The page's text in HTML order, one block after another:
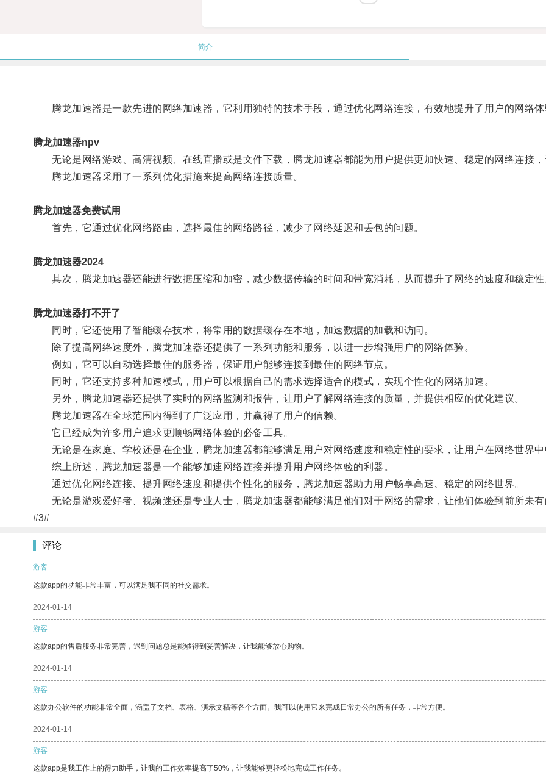
简介
腾龙加速器是一款先进的网络加速器，它利用独特的技术手段，通过优化网络连接，有效地提升了用户的网络
腾龙加速器npv
无论是网络游戏、高清视频、在线直播或是文件下载，腾龙加速器都能为用户提供更加快速、稳定的网络连接
腾龙加速器采用了一系列优化措施来提高网络连接质量。
腾龙加速器免费试用
首先，它通过优化网络路由，选择最佳的网络路径，减少了网络延迟和丢包的问题。
腾龙加速器2024
其次，腾龙加速器还能进行数据压缩和加密，减少数据传输的时间和带宽消耗，从而提升了网络的速度和稳定
腾龙加速器打不开了
同时，它还使用了智能缓存技术，将常用的数据缓存在本地，加速数据的加载和访问。
除了提高网络速度外，腾龙加速器还提供了一系列功能和服务，以进一步增强用户的网络体验。
例如，它可以自动选择最佳的服务器，保证用户能够连接到最佳的网络节点。
同时，它还支持多种加速模式，用户可以根据自己的需求选择适合的模式，实现个性化的网络加速。
另外，腾龙加速器还提供了实时的网络监测和报告，让用户了解网络连接的质量，并提供相应的优化建议。
腾龙加速器在全球范围内得到了广泛应用，并赢得了用户的信赖。
它已经成为许多用户追求更顺畅网络体验的必备工具。
无论是在家庭、学校还是在企业，腾龙加速器都能够满足用户对网络速度和稳定性的要求，让用户在网络世界
综上所述，腾龙加速器是一个能够加速网络连接并提升用户网络体验的利器。
通过优化网络连接、提升网络速度和提供个性化的服务，腾龙加速器助力用户畅享高速、稳定的网络世界。
无论是游戏爱好者、视频迷还是专业人士，腾龙加速器都能够满足他们对于网络的需求，让他们体验到前所未
#3#
评论
游客
这款app的功能非常丰富，可以满足我不同的社交需求。
2024-01-14
游客
这款app的售后服务非常完善，遇到问题总是能够得到妥善解决，让我能够放心购物。
2024-01-14
游客
这款办公软件的功能非常全面，涵盖了文档、表格、演示文稿等各个方面。我可以使用它来完成日常办公的所有任务，非常方便。
2024-01-14
游客
这款app是我工作上的得力助手，让我的工作效率提高了50%，让我能够更轻松地完成工作任务。